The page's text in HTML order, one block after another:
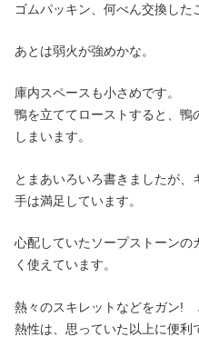
ゴムパッキン、何べん交換した
あとは弱火が強めかな。
庫内スペースも小さめです。
鴨を立ててローストすると、鴨
しまいます。
とまあいろいろ書きましたが
手は満足しています。
心配していたソープストーンの
く使えています。
熱々のスキレットなどをガン!
熱性は、思っていた以上に便利